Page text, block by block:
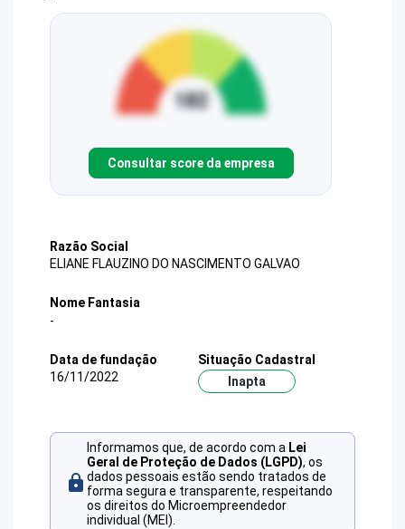
Consultar score da empresa
Razão Social
ELIANE FLAUZINO DO NASCIMENTO GALVAO
Nome Fantasia
-
Data de fundação
16/11/2022
Situação Cadastral
Inapta
Informamos que, de acordo com a Lei
Geral de Proteção de Dados (LGPD), os
dados pessoais estão sendo tratados de
forma segura e transparente, respeitando
os direitos do Microempreendedor
individual (MEI).